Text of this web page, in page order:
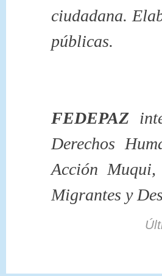
ciudadana.
públicas.
FEDEPAZ
Derechos
Acción
Migrantes y